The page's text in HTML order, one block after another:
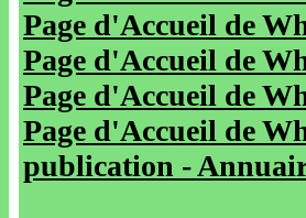
Page d'Accueil de
Page d'Accueil de
Page d'Accueil de
Page d'Accueil de
publication -